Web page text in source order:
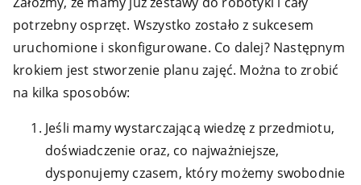
potrzebny osprzęt. Wszystko zostało z sukcesem
uruchomione i skonfigurowane. Co dalej? Następnym
krokiem jest stworzenie planu zajęć. Można to zrobić
na kilka sposobów:
Jeśli mamy wystarczającą wiedzę z przedmiotu,
doświadczenie oraz, co najważniejsze,
dysponujemy czasem, który możemy swobodnie